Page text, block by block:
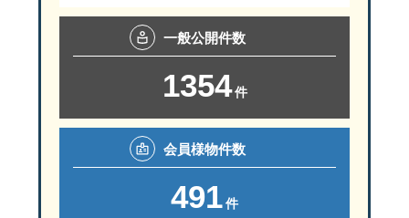
限定フィギュアや割れやすいグッズを目線の高さへ飾り
接着剤で完全に貼り付ける前に素材を確認しましょう。
収納や壁面の使いやすさも比較しながら家探し
郵便・宅配の管理
最初に玄関・窓・勝手口などの侵入経路を整理し、次
新築戸建で確認しやすいこと
完成済みまたは計画内容が決まっている新築戸建では
どちらかを一律に選ぶのではなく、土地条件、設計自
住宅レジリエンスを注文住宅の計画に取り入れたい方
新築戸建を比較するときは、土地条件、接道、駐車
狭山市・所沢市・入間市周辺で新築戸建を見学する
新築戸建と注文住宅は確認する順序が異なる
備蓄しやすい住まいの条件を一緒に整理しませ
防災備蓄の収納も含めて住宅購入を相談する
重い物を下段へ収納する
重い本や食器は下段へ収納する
家具の上に箱や家電を積み上げない
本棚に落下防止バーなどを取り付ける
食器棚に扉開放防止器具を取り付ける
棚板に滑り止めシートを敷く
家族の好みに応じる
献立と機器に合わせる
最初に家族4人が普段1週間で食べる量を整理し、次に
火災が発生・接近 煙、火の広がり、安全な出口
傾き、柱・壁、扉、周辺の倒
沿岸部・川沿い 強い揺れ、長い揺れ、津波情
最初に自分の周囲の危険を整理し、次に建物と地域の
狭山不動産エリアで見られやすい検討条件
狭山不動産で住まい探しをご相談いただく際には、
狭山市・所沢市・入間市周辺で戸建てを検討する場
地域内の土地を比較するときも、変形地という名称だ
特に、道路から敷地へ入る位置、車を動かすための空
狭山不動産エリアで見られやすい検討条件
狭山不動産で住まい探しをご相談いただく際には、
一般公開件数
1354 件
会員様物件数
491件